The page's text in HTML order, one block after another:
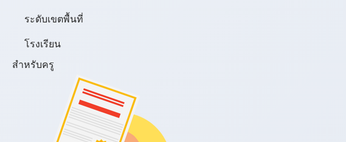
ระดับเขตพื้นที่
โรงเรียน
สำหรับครู